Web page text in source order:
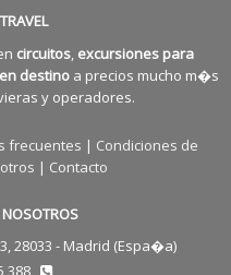
circuitos, excursiones para
destino a precios mucho m�s
y operadores.
frecuentes | Condiciones de
| Contacto
28033 - Madrid (Espa�a)
388